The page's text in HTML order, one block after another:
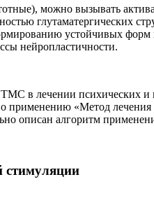
можно вызывать
глутаматергических
устойчивых
нейропластичности.
в лечении психических и
«Метод лечения
описан алгоритм
стимуляции